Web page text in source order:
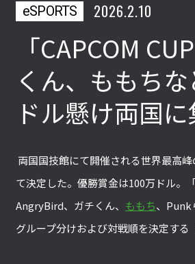
eSPORTS 2026.2.10
「CAPCOM
くん、ももち
ドル懸け両国
両国国技館にて開催される世界最高
て決定した。優勝賞金は100万ドル。
AngryBird、ガチくん、 ももち、Punk
グループ分けおよび対戦順を決定する
格ゲーおじさんに告ぐ！「CAPCOM
CUP IX」で活躍した若手の強さは
す！【ストーム久保のプロ格闘ゲーマ
ーのゲンバから！ 第50回】